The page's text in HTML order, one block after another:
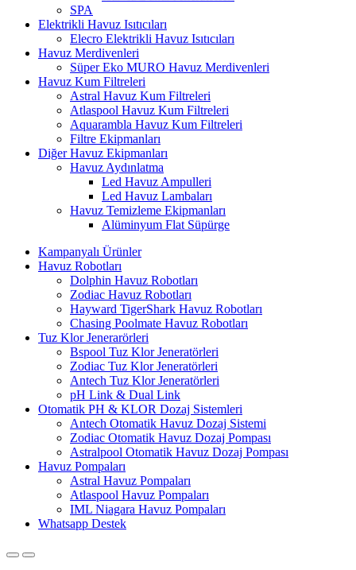
SPA
Elektrikli Havuz Isıtıcıları
Elecro Elektrikli Havuz Isıtıcıları
Havuz Merdivenleri
Süper Eko MURO Havuz Merdivenleri
Havuz Kum Filtreleri
Astral Havuz Kum Filtreleri
Atlaspool Havuz Kum Filtreleri
Aquarambla Havuz Kum Filtreleri
Filtre Ekipmanları
Diğer Havuz Ekipmanları
Havuz Aydınlatma
Led Havuz Ampulleri
Led Havuz Lambaları
Havuz Temizleme Ekipmanları
Alüminyum Flat Süpürge
Kampanyalı Ürünler
Havuz Robotları
Dolphin Havuz Robotları
Zodiac Havuz Robotları
Hayward TigerShark Havuz Robotları
Chasing Poolmate Havuz Robotları
Tuz Klor Jenerarörleri
Bspool Tuz Klor Jeneratörleri
Zodiac Tuz Klor Jeneratörleri
Antech Tuz Klor Jeneratörleri
pH Link & Dual Link
Otomatik PH & KLOR Dozaj Sistemleri
Antech Otomatik Havuz Dozaj Sistemi
Zodiac Otomatik Havuz Dozaj Pompası
Astralpool Otomatik Havuz Dozaj Pompası
Havuz Pompaları
Astral Havuz Pompaları
Atlaspool Havuz Pompaları
IML Niagara Havuz Pompaları
Whatsapp Destek